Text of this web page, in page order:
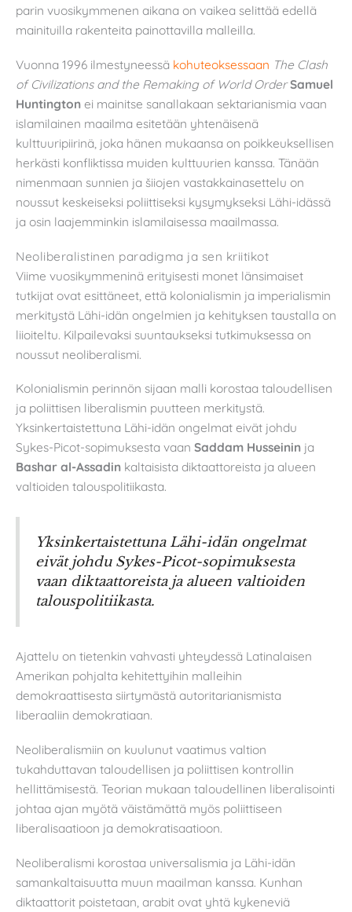
parin vuosikymmenen aikana on vaikea selittää edellä
mainituilla rakenteita painottavilla malleilla.
Vuonna 1996 ilmestyneessä kohuteoksessaan The Clash
of Civilizations and the Remaking of World Order Samuel
Huntington ei mainitse sanallakaan sektarianismia vaan
islamilainen maailma esitetään yhtenäisenä
kulttuuripiirinä, joka hänen mukaansa on poikkeuksellisen
herkästi konfliktissa muiden kulttuurien kanssa. Tänään
nimenmaan sunnien ja šiiojen vastakkainasettelu on
noussut keskeiseksi poliittiseksi kysymykseksi Lähi-idässä
ja osin laajemminkin islamilaisessa maailmassa.
Neoliberalistinen paradigma ja sen kriitikot
Viime vuosikymmeninä erityisesti monet länsimaiset
tutkijat ovat esittäneet, että kolonialismin ja imperialismin
merkitystä Lähi-idän ongelmien ja kehityksen taustalla on
liioiteltu. Kilpailevaksi suuntaukseksi tutkimuksessa on
noussut neoliberalismi.
Kolonialismin perinnön sijaan malli korostaa taloudellisen
ja poliittisen liberalismin puutteen merkitystä.
Yksinkertaistettuna Lähi-idän ongelmat eivät johdu
Sykes-Picot-sopimuksesta vaan Saddam Husseinin ja
Bashar al-Assadin kaltaisista diktaattoreista ja alueen
valtioiden talouspolitiikasta.
Yksinkertaistettuna Lähi-idän ongelmat
eivät johdu Sykes-Picot-sopimuksesta
vaan diktaattoreista ja alueen valtioiden
talouspolitiikasta.
Ajattelu on tietenkin vahvasti yhteydessä Latinalaisen
Amerikan pohjalta kehitettyihin malleihin
demokraattisesta siirtymästä autoritarianismista
liberaaliin demokratiaan.
Neoliberalismiin on kuulunut vaatimus valtion
tukahduttavan taloudellisen ja poliittisen kontrollin
hellittämisestä. Teorian mukaan taloudellinen liberalisointi
johtaa ajan myötä väistämättä myös poliittiseen
liberalisaatioon ja demokratisaatioon.
Neoliberalismi korostaa universalismia ja Lähi-idän
samankaltaisuutta muun maailman kanssa. Kunhan
diktaattorit poistetaan, arabit ovat yhtä kykeneviä